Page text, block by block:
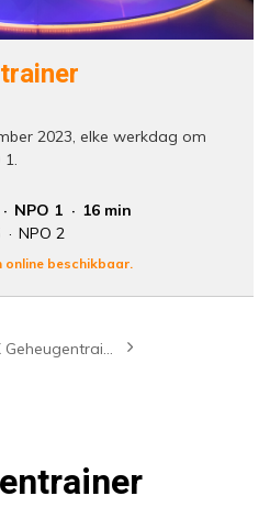
2023, elke werkdag om
1.
NPO 1
16 min
NPO 2
online beschikbaar.
MAX Geheugentrainer